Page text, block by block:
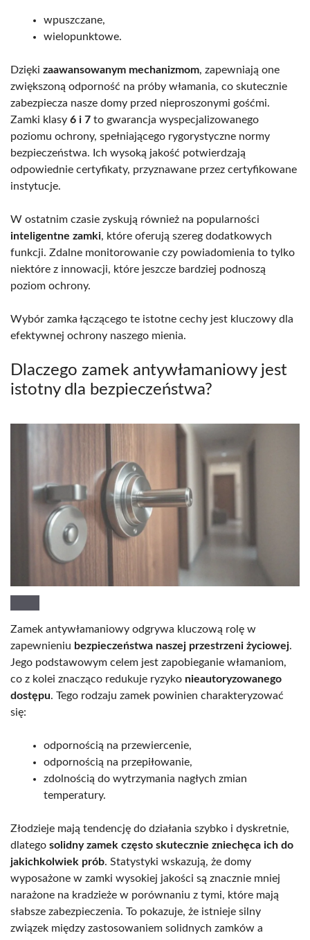
wpuszczane,
wielopunktowe.
Dzięki zaawansowanym mechanizmom, zapewniają one
zwiększoną odporność na próby włamania, co skutecznie
zabezpiecza nasze domy przed nieproszonymi gośćmi.
Zamki klasy 6 i 7 to gwarancja wyspecjalizowanego
poziomu ochrony, spełniającego rygorystyczne normy
bezpieczeństwa. Ich wysoką jakość potwierdzają
odpowiednie certyfikaty, przyznawane przez certyfikowane
instytucje.
W ostatnim czasie zyskują również na popularności
inteligentne zamki, które oferują szereg dodatkowych
funkcji. Zdalne monitorowanie czy powiadomienia to tylko
niektóre z innowacji, które jeszcze bardziej podnoszą
poziom ochrony.
Wybór zamka łączącego te istotne cechy jest kluczowy dla
efektywnej ochrony naszego mienia.
Dlaczego zamek antywłamaniowy jest
istotny dla bezpieczeństwa?
Zamek antywłamaniowy odgrywa kluczową rolę w
zapewnieniu bezpieczeństwa naszej przestrzeni życiowej.
Jego podstawowym celem jest zapobieganie włamaniom,
co z kolei znacząco redukuje ryzyko nieautoryzowanego
dostępu. Tego rodzaju zamek powinien charakteryzować
się:
odpornością na przewiercenie,
odpornością na przepiłowanie,
zdolnością do wytrzymania nagłych zmian
temperatury.
Złodzieje mają tendencję do działania szybko i dyskretnie,
dlatego solidny zamek często skutecznie zniechęca ich do
jakichkolwiek prób. Statystyki wskazują, że domy
wyposażone w zamki wysokiej jakości są znacznie mniej
narażone na kradzieże w porównaniu z tymi, które mają
słabsze zabezpieczenia. To pokazuje, że istnieje silny
związek między zastosowaniem solidnych zamków a